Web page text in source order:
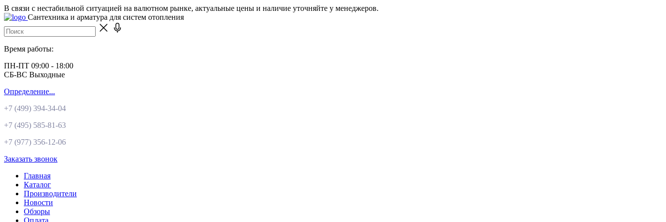
В связи с нестабильной ситуацией на валютном рынке, актуальные цены и наличие уточняйте у менеджеров.
Сантехника и арматура для систем отопления
Время работы:
ПН-ПТ 09:00 - 18:00
СБ-ВС Выходные
Определение...
+7 (499) 394-34-04
+7 (495) 585-81-63
+7 (977) 356-12-06
Заказать звонок
Главная
Каталог
Производители
Новости
Обзоры
Оплата